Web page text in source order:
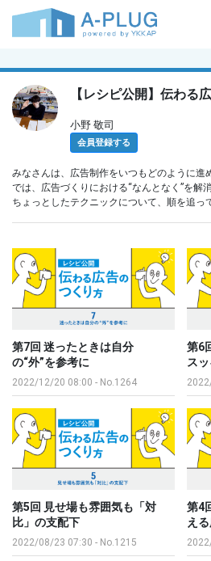
【レシピ公開】伝わる
小野 敬司
会員登録する
みなさんは、広告制作をいつもどのように進
では、広告づくりにおける“なんとなく”を解
ちょっとしたテクニックについて、順を追っ
第7回 迷ったときは自分
の“外”を参考に
2022/12/20 08:00 - No.1264
第6
ス
第5回 見せ場も雰囲気も「対
比」の支配下
2022/08/23 07:30 - No.1215
第4
え